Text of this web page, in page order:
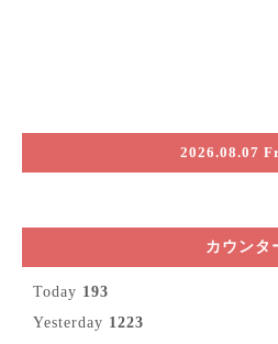
2026.08.07
カウンタ
Today 193
Yesterday 1223